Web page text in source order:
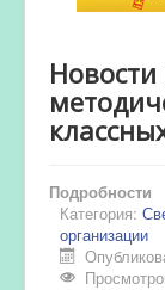
Новости
Подробности
Категория:
организации